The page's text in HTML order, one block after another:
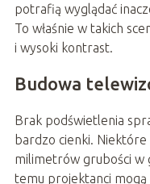
potrafią wyglądać
To właśnie w takich
i wysoki kontrast.
Budowa
Brak podświetlenia
bardzo cienki.
milimetrów grubości w
temu projektanci